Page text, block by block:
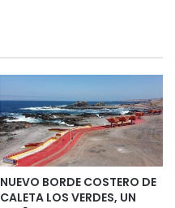
NUEVO BORDE COSTERO DE
CALETA LOS VERDES, UN